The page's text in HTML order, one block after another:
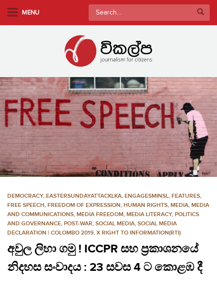
m
a
i
n
c
o
t
e
MENU
Search
for:
DEMOCRACY, EASTERSUNDAYATTACKLKA, ENGAGESMINSL, FEATURES,
FREE SPEECH, FREEDOM OF EXPRESSION, HUMAN RIGHTS, MEDIA, MEDIA
AND COMMUNICATIONS, MEDIA FREEDOM, MEDIA LITERACY, POLITICS
AND GOVERNANCE, POST-WAR, SOCIAL MEDIA, SOCIAL MEDIA
DECLARATION | COLOMBO 2019, X RIGHT TO INFORMATION(RTI)
අවුල ලිහා ගමු ! ICCPR සහ ප්‍රකාශනයේ
නිදහස සංවාදය : 23 සවස 4 ට කොළඹ දී